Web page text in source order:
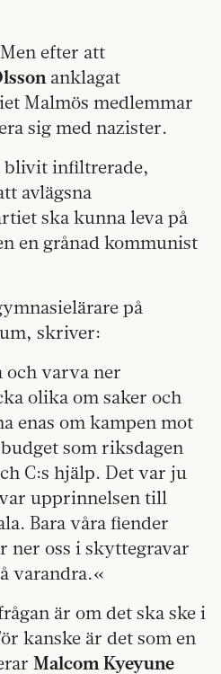
efter att
anklagat
Malmös medlemmar
sig med nazister.
infiltrerade,
avlägsna
ska kunna leva på
en grånad kommunist
på
skriver:
och varva ner
olika om saker och
enas om kampen mot
som riksdagen
C:s hjälp. Det var ju
upprinnelsen till
Bara våra fiender
ner oss i skyttegravar
varandra.«
är om det ska ske i
kanske är det som en
Malcom Kyeyune